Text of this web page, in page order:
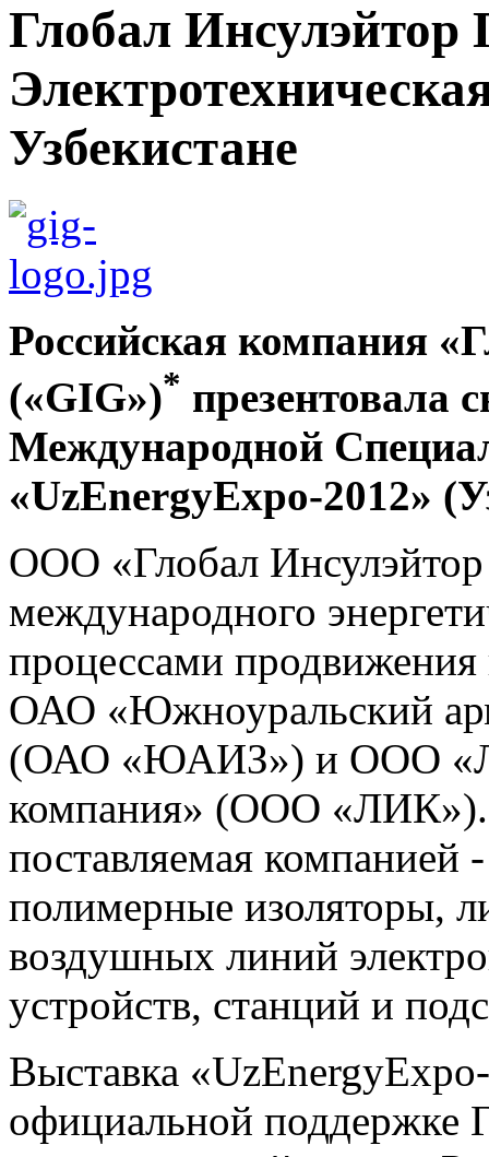
Глобал Инсулэйтор
Узбекистане
Российская компания
(«GIG»)* презентовала
Международной
«UzEnergyExpo-2012»
ООО «Глобал
международного
процессами
ОАО «Южноуральский
(ОАО «ЮАИЗ») и ООО
компания» (ООО «ЛИК»).
поставляемая
полимерные изоляторы,
воздушных линий
устройств, станций и
Выставка
официальной поддержке